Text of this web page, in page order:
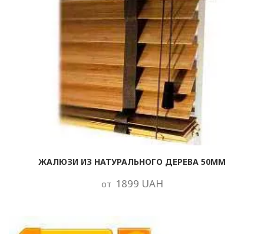
ЖАЛЮЗИ ИЗ НАТУРАЛЬНОГО ДЕРЕВА 50ММ
от 1899 UAH